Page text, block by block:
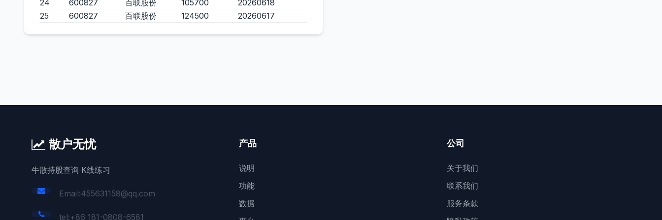
24 600827 百联股份 105700
20260618
25
600827 百联股份 124500 20260617
散户无忧
牛散持股查询 K线练习
Email:455631158@qq.com
tel:+86 181-0808-6581
产品
说明
功能
数据
公司
关于我们
联系我们
服务条款